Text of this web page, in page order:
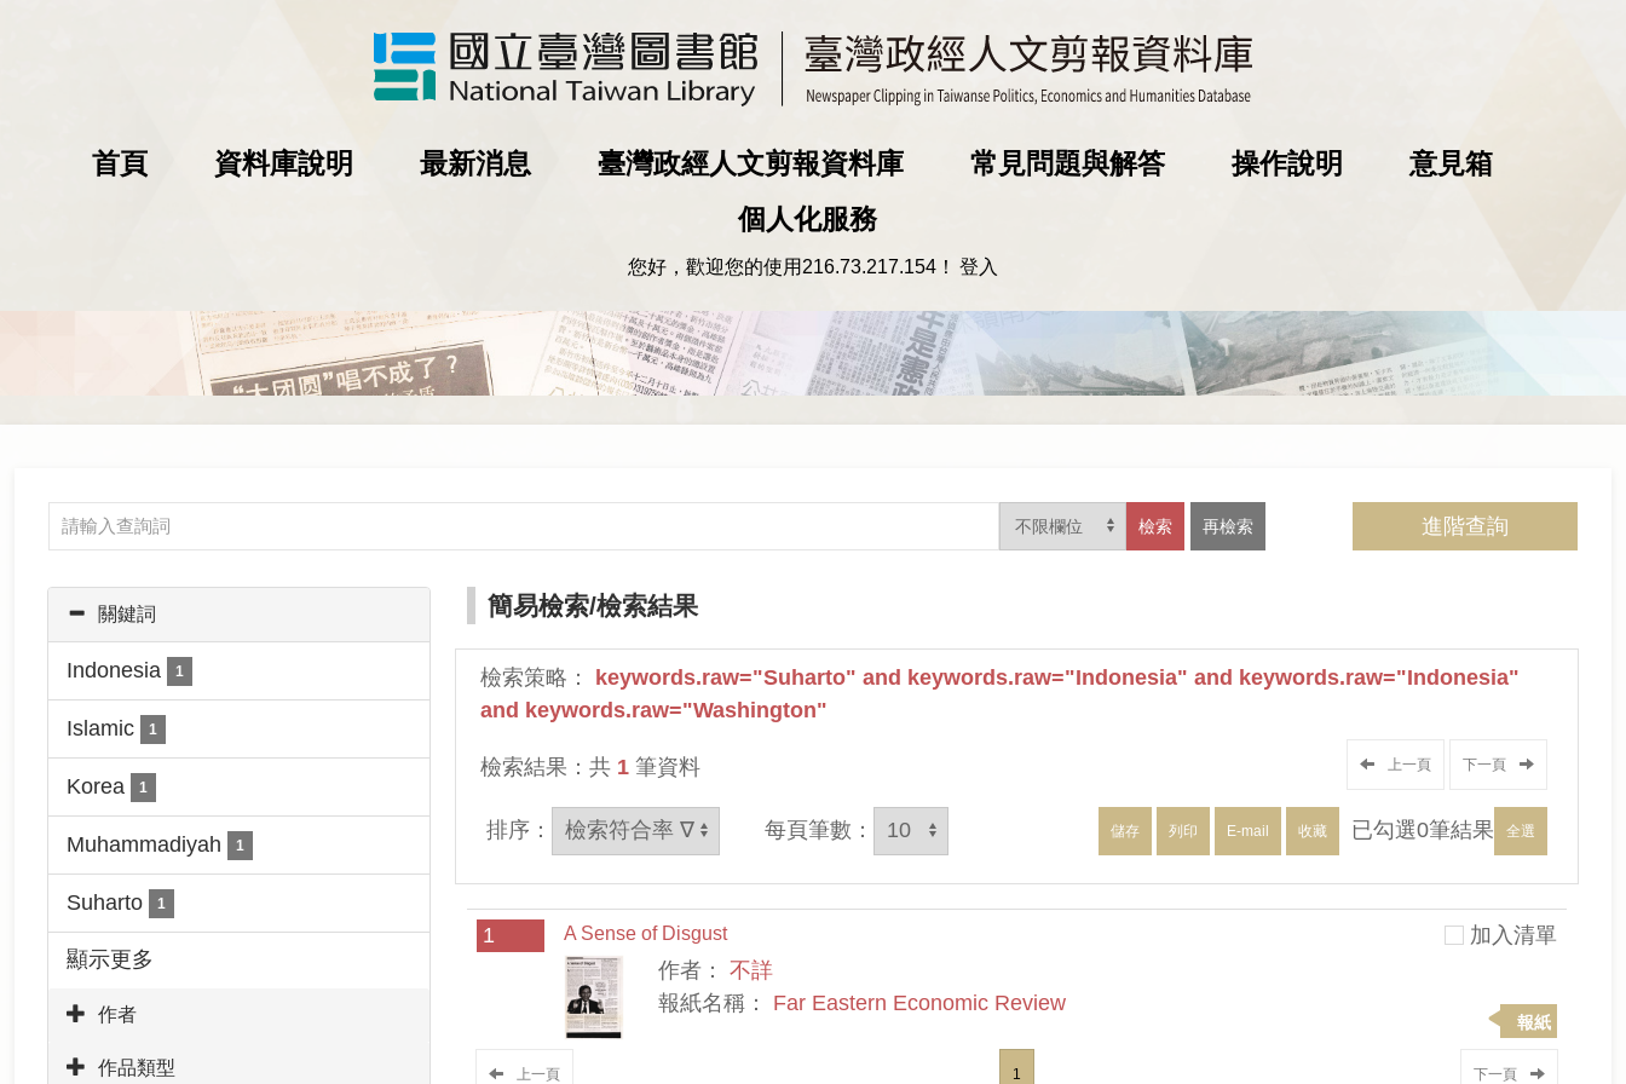
首頁 資料庫說明 最新消息 臺灣政經人文剪報資料庫 常見問題與解答 操作說明
意見箱
個人化服務
您好，歡迎您的使用 216.73.217.154 ！ 登入
檢索 再檢索 進階查詢
簡易檢索/檢索結果
檢索策略：
keywords.raw="Suharto" and keywords.raw="Indonesia" and keywords.raw="Indonesia"
and keywords.raw="Washington"
檢索結果：共 1筆資料 上一頁 下一頁
排序： 每頁筆數： 儲存 列印 E-mail 收藏 已勾選0筆結果 全選
1 A Sense of Disgust
作者： 不詳
報紙名稱： Far Eastern Economic Review
加入清單
報紙
上一頁 1 下一頁
關鍵詞
Indonesia 1
Islamic 1
Korea 1
Muhammadiyah 1
Suharto 1
顯示更多
作者
作品類型